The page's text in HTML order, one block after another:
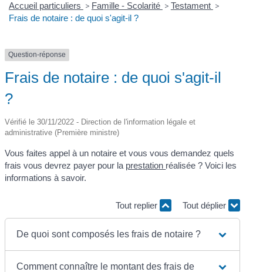
Accueil particuliers > Famille - Scolarité > Testament >
Frais de notaire : de quoi s'agit-il ?
Question-réponse
Frais de notaire : de quoi s'agit-il
?
Vérifié le 30/11/2022 - Direction de l'information légale et
administrative (Première ministre)
Vous faites appel à un notaire et vous vous demandez quels
frais vous devrez payer pour la prestation réalisée ? Voici les
informations à savoir.
Tout replier Tout déplier
De quoi sont composés les frais de notaire ?
Comment connaître le montant des frais de